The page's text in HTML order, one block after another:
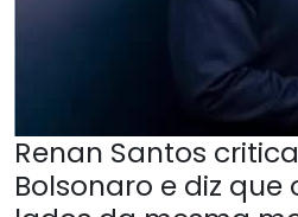
Renan Santos
Bolsonaro e diz que